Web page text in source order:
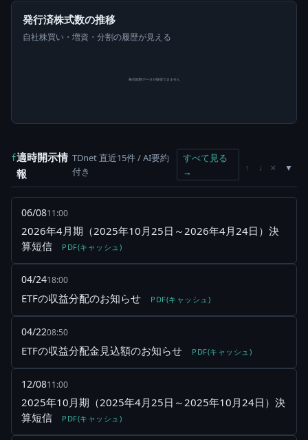
発行済株式数の推移
自社株買い・増資・分割の履歴が見える
株式総数データが取得できません
f適時開示情
報
TDnet 直近15件 / AI要約
付き
すべて見る
→
↑ ↓ ×
06/0811:00
2026年4月期（2025年10月25日～2026年4月24日）決
算短信
PDF(キャッシュ)
04/2418:00
ETFの収益分配のお知らせ PDF(キャッシュ)
04/2208:50
ETFの収益分配金見込額のお知らせ PDF(キャッシュ)
12/0811:00
2025年10月期（2025年4月25日～2025年10月24日）決
算短信
PDF(キャッシュ)